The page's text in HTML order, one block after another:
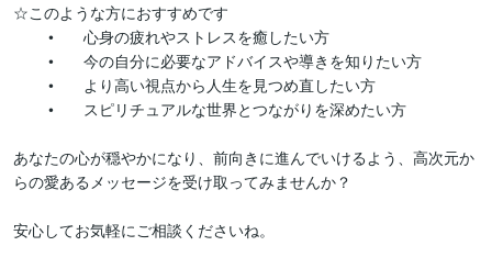
☆このような方におすすめです
あなたの心が穏やかになり、前向きに進んでいけるよう、高次元か
らの愛あるメッセージを受け取ってみませんか？
安心してお気軽にご相談くださいね。